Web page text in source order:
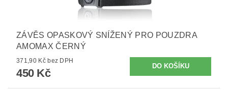
ZÁVĚS OPASKOVÝ SNÍŽENÝ PRO POUZDRA
AMOMAX ČERNÝ
371,90 Kč bez DPH
450 Kč